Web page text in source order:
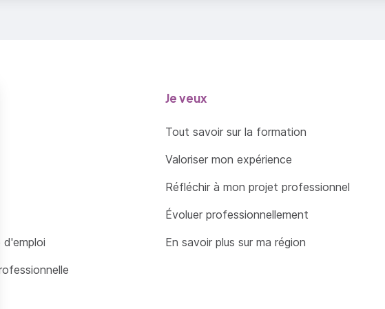
d'emploi
Je veux
Tout savoir sur la formation
Valoriser mon expérience
Réfléchir à mon projet professionnel
Évoluer professionnellement
En savoir plus sur ma région